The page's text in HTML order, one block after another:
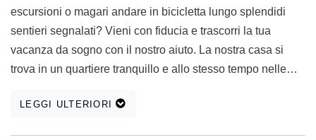
escursioni o magari andare in bicicletta lungo splendidi
sentieri segnalati? Vieni con fiducia e trascorri la tua
vacanza da sogno con il nostro aiuto. La nostra casa si
trova in un quartiere tranquillo e allo stesso tempo nelle
bar, spiagge, negozi). Gli ospiti hanno accesso a un ampio
LEGGI ULTERIORI